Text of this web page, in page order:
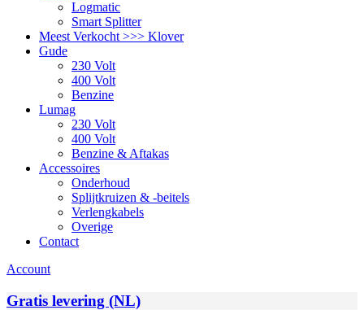
Logmatic
Smart Splitter
Meest Verkocht >>> Klover
Gude
230 Volt
400 Volt
Benzine
Lumag
230 Volt
400 Volt
Benzine & Aftakas
Accessoires
Onderhoud
Splijtkruizen & -beitels
Verlengkabels
Overige
Contact
Account
Gratis levering (NL)